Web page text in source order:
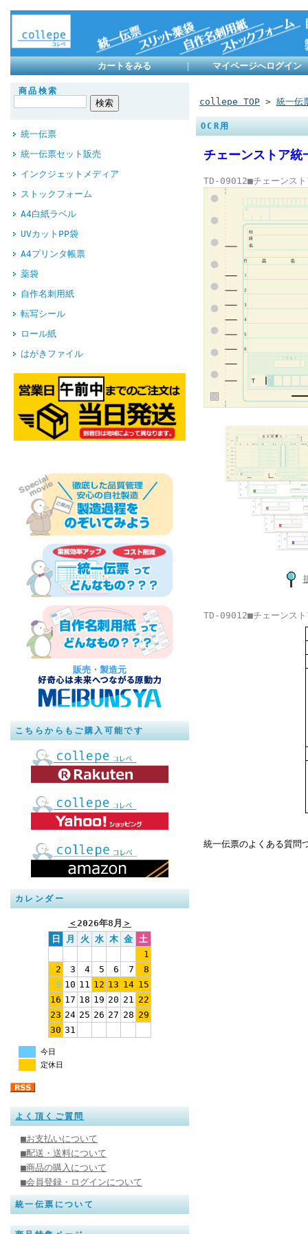
カートをみる ｜ マイページへログイン
商品検索
統一伝票
統一伝票セット販売
インクジェットメディア
ストックフォーム
A4白紙ラベル
UVカットPP袋
A4プリンタ帳票
薬袋
自作名刺用紙
転写シール
ロール紙
はがきファイル
販売・製造元
こちらからもご購入可能です
カレンダー
＜ 2026年8月 ＞
日
月 火 水 木 金
土
1
2
3 4 5 6 7
8
9 10 11 12 13 14 15
16 17 18 19 20 21
22
23 24 25 26 27 28 29
30 31
今日
定休日
よく頂くご質問
■お支払いについて
■配送・送料について
■商品の購入について
■会員登録・ログインについて
統一伝票について
collepe TOP > 統一伝
OCR用
チェーンストア統
TD-09012■チェーンスト
TD-09012■チェーンスト
統一伝票のよくある質問